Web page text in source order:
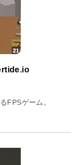
FPSゲーム。